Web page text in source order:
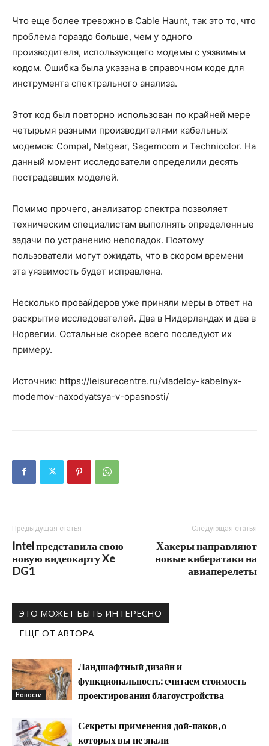
Что еще более тревожно в Cable Haunt, так это то, что
проблема гораздо больше, чем у одного
производителя, использующего модемы с уязвимым
кодом. Ошибка была указана в справочном коде для
инструмента спектрального анализа.
Этот код был повторно использован по крайней мере
четырьмя разными производителями кабельных
модемов: Compal, Netgear, Sagemcom и Technicolor. На
данный момент исследователи определили десять
пострадавших моделей.
Помимо прочего, анализатор спектра позволяет
техническим специалистам выполнять определенные
задачи по устранению неполадок. Поэтому
пользователи могут ожидать, что в скором времени
эта уязвимость будет исправлена.
Несколько провайдеров уже приняли меры в ответ на
раскрытие исследователей. Два в Нидерландах и два в
Норвегии. Остальные скорее всего последуют их
примеру.
Источник: https://leisurecentre.ru/vladelcy-kabelnyx-
modemov-naxodyatsya-v-opasnosti/
Предыдущая статья
Intel представила свою
новую видеокарту Xe
DG1
Следующая статья
Хакеры направляют
новые кибератаки на
авиаперелеты
ЭТО МОЖЕТ БЫТЬ ИНТЕРЕСНО
ЕЩЕ ОТ АВТОРА
Новости
Ландшафтный дизайн и
функциональность: считаем стоимость
проектирования благоустройства
Секреты применения дой-паков, о
которых вы не знали